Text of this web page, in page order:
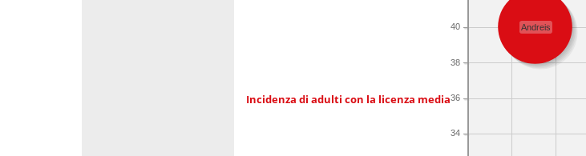
Incidenza di adulti con la licenza media
34
36
38
40 Andreis